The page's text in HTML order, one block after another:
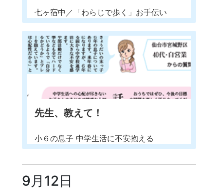
七ヶ宿中／「わらじで歩く」お手伝い
先生、教えて！
小６の息子 中学生活に不安抱える
9月12日